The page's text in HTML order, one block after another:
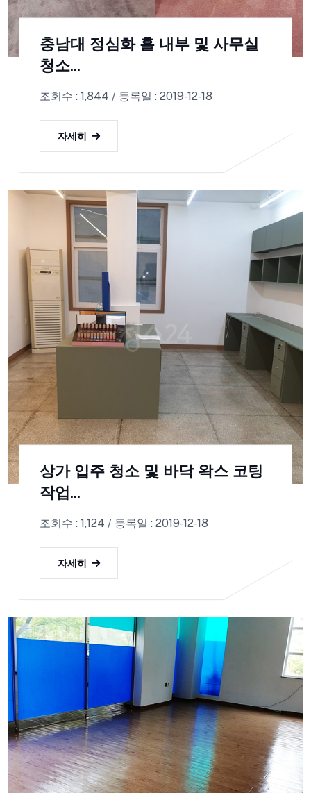
충남대 정심화 홀 내부 및 사무실
청소...
조회수 : 1,844 / 등록일 : 2019-12-18
자세히
상가 입주 청소 및 바닥 왁스 코팅
작업...
조회수 : 1,124 / 등록일 : 2019-12-18
자세히